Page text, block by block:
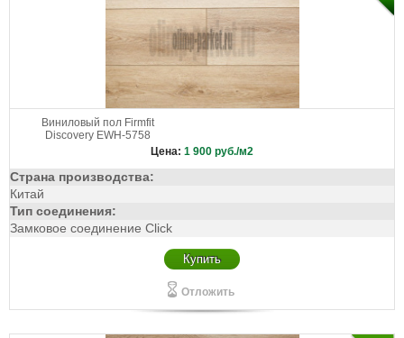
Виниловый пол Firmfit
Discovery EWH-5758
Цена: 1 900 руб./м2
Страна производства:
Китай
Тип соединения:
Замковое соединение Click
Купить
Отложить